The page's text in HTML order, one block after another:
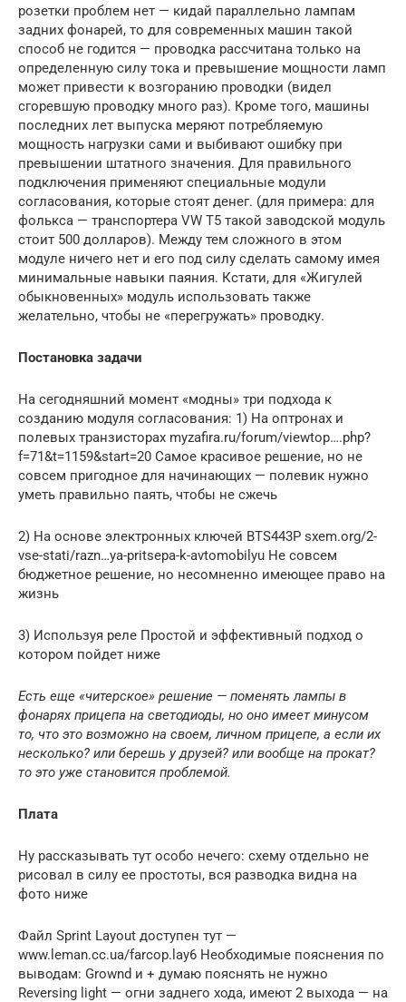
розетки проблем нет — кидай параллельно лампам
задних фонарей, то для современных машин такой
способ не годится — проводка рассчитана только на
определенную силу тока и превышение мощности ламп
может привести к возгоранию проводки (видел
сгоревшую проводку много раз). Кроме того, машины
последних лет выпуска меряют потребляемую
мощность нагрузки сами и выбивают ошибку при
превышении штатного значения. Для правильного
подключения применяют специальные модули
согласования, которые стоят денег. (для примера: для
фолькса — транспортера VW T5 такой заводской модуль
стоит 500 долларов). Между тем сложного в этом
модуле ничего нет и его под силу сделать самому имея
минимальные навыки паяния. Кстати, для «Жигулей
обыкновенных» модуль использовать также
желательно, чтобы не «перегружать» проводку.
Постановка задачи
На сегодняшний момент «модны» три подхода к
созданию модуля согласования: 1) На оптронах и
полевых транзисторах myzafira.ru/forum/viewtop….php?
f=71&t=1159&start=20 Самое красивое решение, но не
совсем пригодное для начинающих — полевик нужно
уметь правильно паять, чтобы не сжечь
2) На основе электронных ключей BTS443P sxem.org/2-
vse-stati/razn…ya-pritsepa-k-avtomobilyu Не совсем
бюджетное решение, но несомненно имеющее право на
жизнь
3) Используя реле Простой и эффективный подход о
котором пойдет ниже
Есть еще «читерское» решение — поменять лампы в
фонарях прицепа на светодиоды, но оно имеет минусом
то, что это возможно на своем, личном прицепе, а если их
несколько? или берешь у друзей? или вообще на прокат?
то это уже становится проблемой.
Плата
Ну рассказывать тут особо нечего: схему отдельно не
рисовал в силу ее простоты, вся разводка видна на
фото ниже
Файл Sprint Layout доступен тут —
www.leman.cc.ua/farcop.lay6 Необходимые пояснения по
выводам: Grownd и + думаю пояснять не нужно
Reversing light — огни заднего хода, имеют 2 выхода — на